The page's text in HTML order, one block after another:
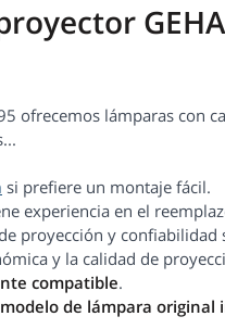
ofrecemos lámparas con
si prefiere un montaje fácil.
experiencia en el
proyección y confiabilidad
y la calidad de
compatible.
de lámpara original